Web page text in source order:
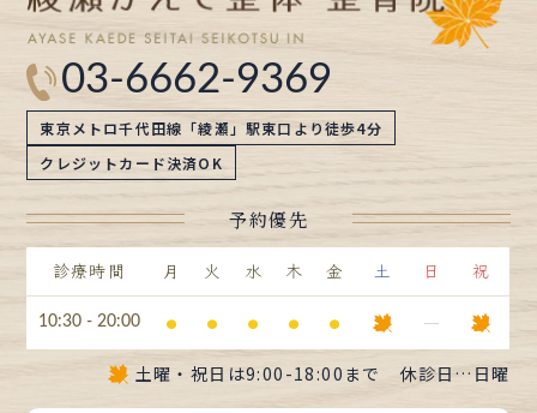
03-6662-9369
東京メトロ千代田線「綾瀬」駅東口より徒歩4分
クレジットカード決済OK
予約優先
診療時間 月 火 水 木 金 土 日 祝
10:30 - 20:00 ⚫︎ ⚫︎ ⚫︎ ⚫︎ ⚫︎ ー
土曜・祝日は9:00-18:00まで 休診日…日曜